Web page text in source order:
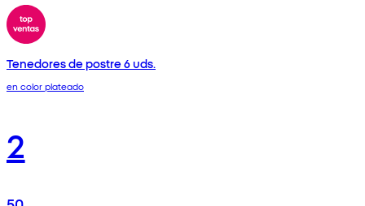
Tenedores de postre 6 uds.
en color plateado
2